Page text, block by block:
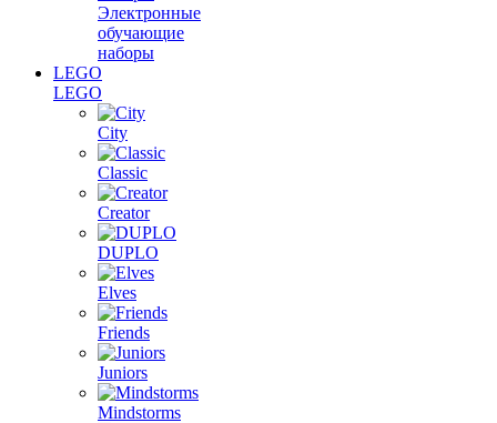
Электронные
обучающие
наборы
LEGO
LEGO
City
Classic
Creator
DUPLO
Elves
Friends
Juniors
Mindstorms